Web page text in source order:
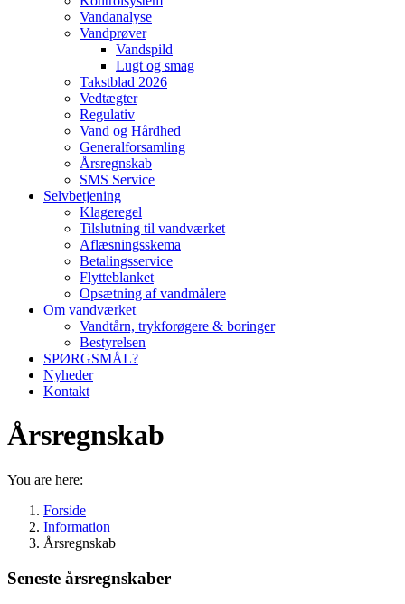
Vandanalyse
Vandprøver
Vandspild
Lugt og smag
Takstblad 2026
Vedtægter
Regulativ
Vand og Hårdhed
Generalforsamling
Årsregnskab
SMS Service
Selvbetjening
Klageregel
Tilslutning til vandværket
Aflæsningsskema
Betalingsservice
Flytteblanket
Opsætning af vandmålere
Om vandværket
Vandtårn, trykforøgere & boringer
Bestyrelsen
SPØRGSMÅL?
Nyheder
Kontakt
Årsregnskab
You are here:
Forside
Information
Årsregnskab
Seneste årsregnskaber